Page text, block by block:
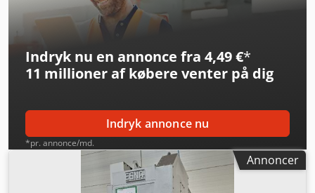
Indryk nu en annonce fra 4,49 €*
11 millioner af købere venter på dig
Indryk annonce nu
*pr. annonce/md.
Annoncer